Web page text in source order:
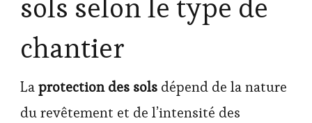
sols selon le type de
chantier
Laprotection des sols dépend de la nature
du revêtement et de l’intensité des